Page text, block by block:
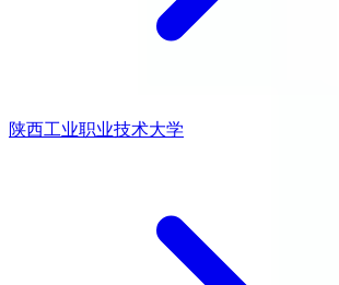
陕西工业职业技术大学